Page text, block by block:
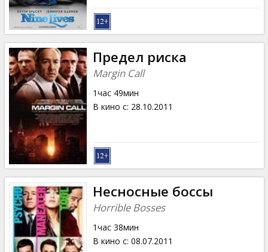
Предел риска
Margin Call
1час 49мин
В кино с: 28.10.2011
Несносные боссы
Horrible Bosses
1час 38мин
В кино с: 08.07.2011